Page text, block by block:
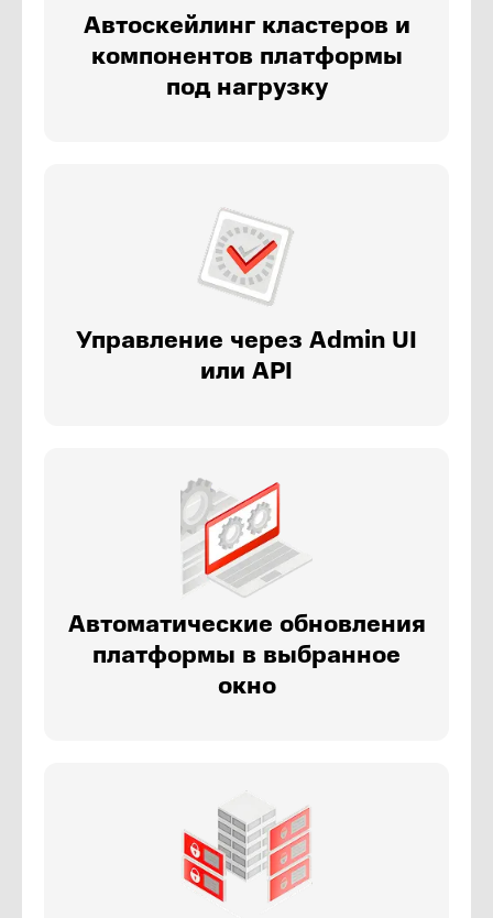
Автоскейлинг кластеров и
компонентов платформы
под нагрузку
Управление через Admin UI
или API
Автоматические обновления
платформы в выбранное
окно